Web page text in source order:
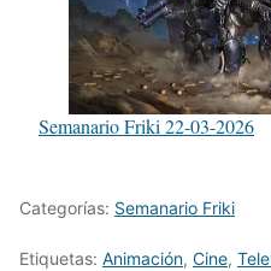
Semanario Friki 22-03-2026
Categorías: Semanario Friki
Etiquetas: Animación, Cine,